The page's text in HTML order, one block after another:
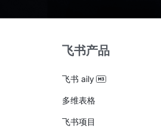
飞书产品
飞书 aily
多维表格
飞书项目